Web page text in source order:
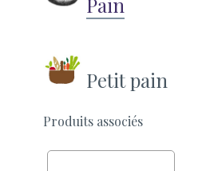
Petit pain
Produits associés